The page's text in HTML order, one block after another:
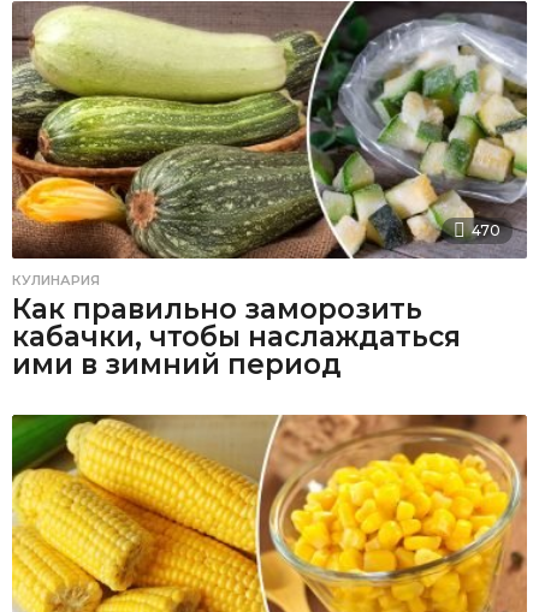
470
КУЛИНАРИЯ
Как правильно заморозить
кабачки, чтобы наслаждаться
ими в зимний период